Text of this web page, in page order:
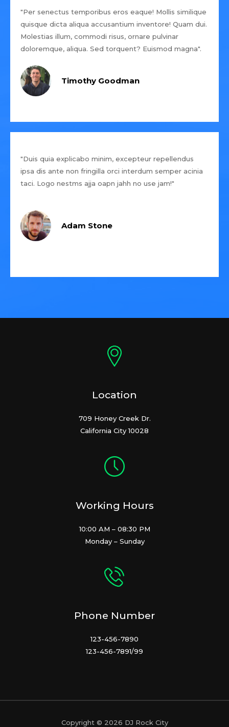
"Per senectus temporibus eros eaque! Mollis similique
quisque dicta aliqua accusantium inventore! Quam dui.
Molestias illum, commodi risus, ornare pulvinar
doloremque, aliqua. Sed torquent? Euismod magna".
Timothy Goodman
"Duis quia explicabo minim, excepteur repellendus
ipsa dis ante non fringilla orci interdum semper acinia
taci. Logo nestms ajja oapn jahh no use jam!"
Adam Stone
Location
709 Honey Creek Dr.
California City 10028
Working Hours
10:00 AM – 08:30 PM
Monday – Sunday
Phone Number
123-456-7890
123-456-7891/99
Copyright © 2026 DJ Rock City